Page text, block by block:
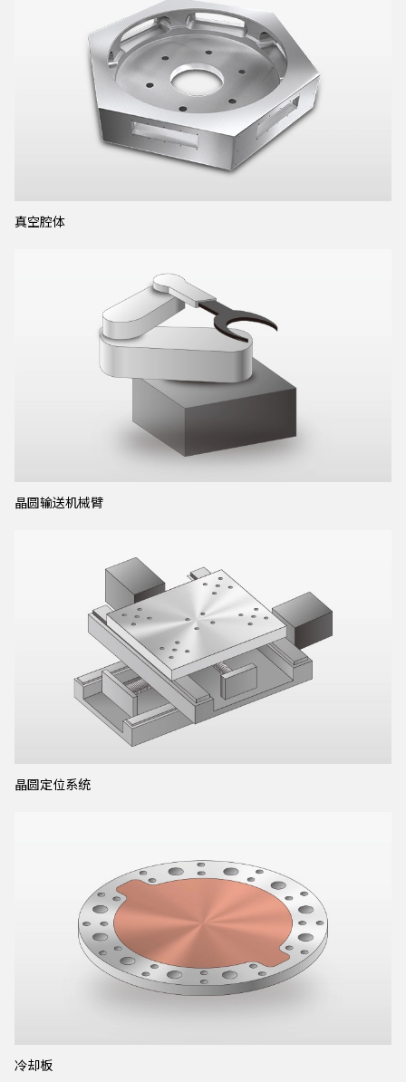
真空腔体
晶圆输送机械臂
晶圆定位系统
冷却板